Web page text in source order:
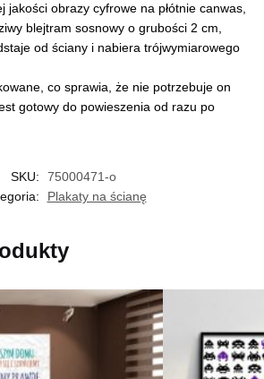
jakości obrazy cyfrowe na płótnie canwas,
blejtram sosnowy o grubości 2 cm,
od ściany i nabiera trójwymiarowego
co sprawia, że nie potrzebuje on
gotowy do powieszenia od razu po
SKU:
75000471-o
Plakaty na ścianę